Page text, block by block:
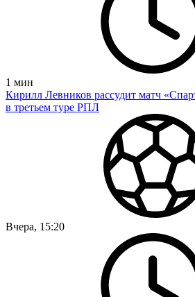
1 мин
Кирилл Левников рассудит матч
в третьем туре РПЛ
Вчера, 15:20